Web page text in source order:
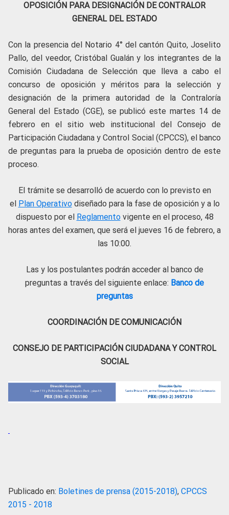
OPOSICIÓN PARA DESIGNACIÓN DE CONTRALOR
GENERAL DEL ESTADO
Con la presencia del Notario 4° del cantón Quito, Joselito
Pallo, del veedor, Cristóbal Gualán y los integrantes de la
Comisión Ciudadana de Selección que lleva a cabo el
concurso de oposición y méritos para la selección y
designación de la primera autoridad de la Contraloría
General del Estado (CGE), se publicó este martes 14 de
febrero en el sitio web institucional del Consejo de
Participación Ciudadana y Control Social (CPCCS), el banco
de preguntas para la prueba de oposición dentro de este
proceso.
El trámite se desarrolló de acuerdo con lo previsto en
el
Plan Operativodiseñado para la fase de oposición y a lo
dispuesto por el
Reglamentovigente en el proceso, 48
horas antes del examen, que será el jueves 16 de febrero, a
las 10:00.
Las y los postulantes podrán acceder al banco de
preguntas a través del siguiente enlace: Banco de
preguntas
COORDINACIÓN DE COMUNICACIÓN
CONSEJO DE PARTICIPACIÓN CIUDADANA Y CONTROL
SOCIAL
Publicado en: Boletines de prensa (2015-2018), CPCCS
2015 - 2018